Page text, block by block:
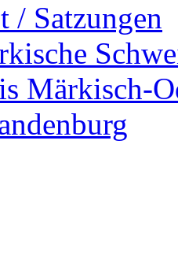
/ Satzungen
Märkisch-